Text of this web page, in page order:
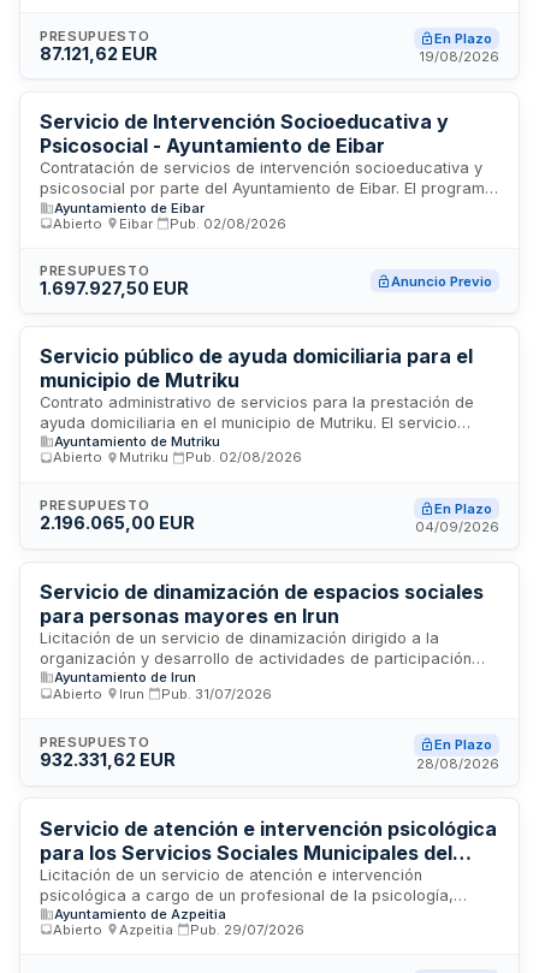
especializado, coordinación de actividades, elaboración de
informes mensuales y memoria anual. El servicio se
con usuarios, pudiendo ofrecerse en castellano previa
solicitud expresa de centros e instituciones participantes.
PRESUPUESTO
87.121,62 EUR
En Plazo
19/08/2026
Servicio de Intervención Socioeducativa y
Psicosocial - Ayuntamiento de Eibar
Contratación de servicios de intervención socioeducativa y
psicosocial por parte del Ayuntamiento de Eibar. El programa
desarrollará acciones dirigidas a mejorar la inclusión social,
el bienestar emocional y el desarrollo educativo de la
diseño e implementación de intervenciones personalizadas,
seguimiento y acompañamiento de usuarios, así como
municipio de Eibar y beneficiará a ciudadanos en situación
de vulnerabilidad social o con necesidades psicosociales
específicas.
Ayuntamiento de Eibar
Abierto
Eibar Pub. 02/08/2026
PRESUPUESTO
1.697.927,50 EUR Anuncio Previo
Servicio público de ayuda domiciliaria para el
municipio de Mutriku
Contrato administrativo de servicios para la prestación de
ayuda domiciliaria en el municipio de Mutriku. El servicio
incluye atención personal, servicio doméstico y atención
mixta dirigido a personas usuarias que requieren apoyo en
y competencias municipales en materia de servicios
sociales, siendo el Ayuntamiento de Mutriku quien ejerce la
conforme a criterios de mejor relación calidad-precio,
garantizando la continuidad, accesibilidad y calidad del
Ayuntamiento de Mutriku
Abierto
Mutriku Pub. 02/08/2026
PRESUPUESTO
2.196.065,00 EUR
En Plazo
04/09/2026
Servicio de dinamización de espacios sociales
para personas mayores en Irun
Licitación de un servicio de dinamización dirigido a la
organización y desarrollo de actividades de participación
activa de las personas mayores que acuden a los espacios
sociales en Irun. El Ayuntamiento de Irun licita este contrato
sujeto a regulación armonizada, con tramitación ordinaria y
licitación electrónica.
Ayuntamiento de Irun
Abierto
Irun Pub. 31/07/2026
PRESUPUESTO
932.331,62 EUR
En Plazo
28/08/2026
Servicio de atención e intervención psicológica
para los Servicios Sociales Municipales del
Ayuntamiento de Azpeitia
Licitación de un servicio de atención e intervención
psicológica a cargo de un profesional de la psicología,
integrado en los Servicios Sociales Municipales del
Ayuntamiento de Azpeitia. El servicio se desarrollará
Ayuntamiento de Azpeitia
Abierto
Azpeitia Pub. 29/07/2026